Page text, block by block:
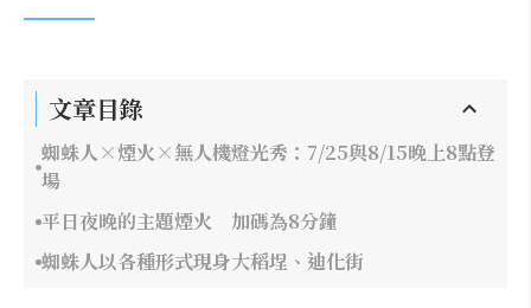
文章目錄
蜘蛛人×煙火×無人機燈光秀：7/25與8/15晚上8點登
場
平日夜晚的主題煙火 加碼為8分鐘
蜘蛛人以各種形式現身大稻埕、迪化街